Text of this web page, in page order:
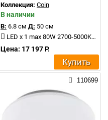
Коллекция: Coin
В наличии
В: 6.8 см Д: 50 см
LED x 1 max 80W 2700-5000K 3900Lm
Цена: 17 197 Р.
Купить
110699